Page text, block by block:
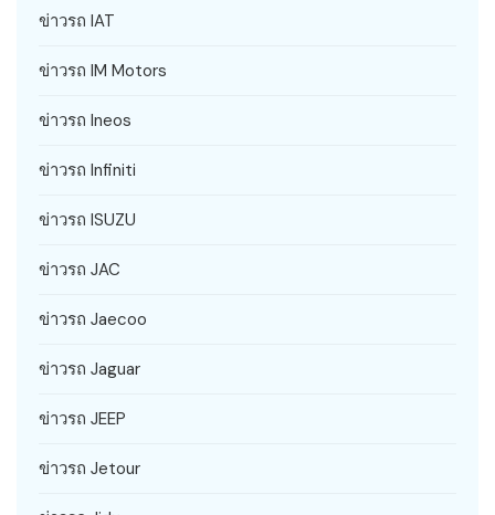
ข่าวรถ IAT
ข่าวรถ IM Motors
ข่าวรถ Ineos
ข่าวรถ Infiniti
ข่าวรถ ISUZU
ข่าวรถ JAC
ข่าวรถ Jaecoo
ข่าวรถ Jaguar
ข่าวรถ JEEP
ข่าวรถ Jetour